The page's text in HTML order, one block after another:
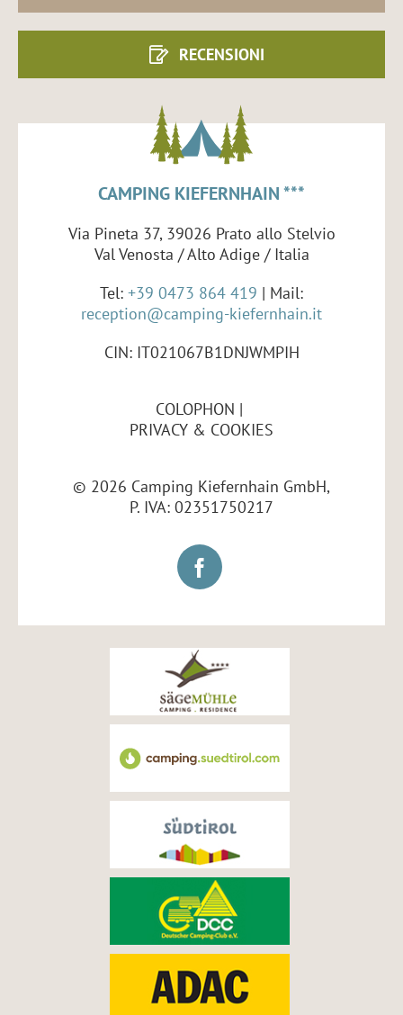
RECENSIONI
CAMPING KIEFERNHAIN ***
Via Pineta 37, 39026 Prato allo Stelvio
Val Venosta / Alto Adige / Italia
Tel: +39 0473 864 419 | Mail:
reception@camping-kiefernhain.it
CIN: IT021067B1DNJWMPIH
COLOPHON
PRIVACY & COOKIES
© 2026 Camping Kiefernhain GmbH,
P. IVA: 02351750217